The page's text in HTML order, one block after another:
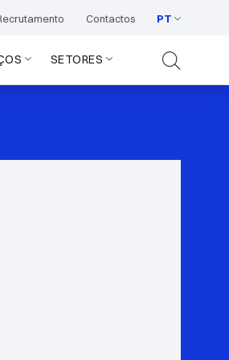
Contactos PT
SETORES